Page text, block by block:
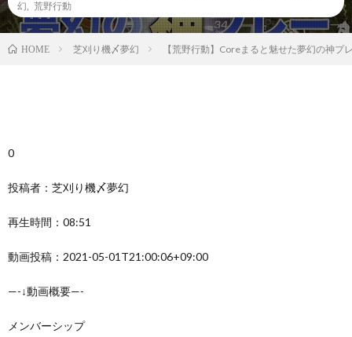
幻
荒野行動
HOME 芝刈り機〆夢幻 【荒野行動】Coreまると魅せた夢幻の神プ
0
投稿者：芝刈り機〆夢幻
再生時間：08:51
動画投稿：2021-05-01T21:00:06+09:00
—-↓動画概要—-
メンバーシップ